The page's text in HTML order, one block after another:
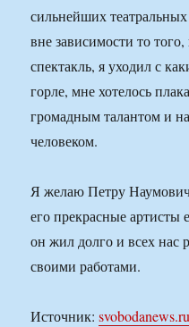
сильнейших
вне зависимости то
спектакль, я уходил с
горле, мне хотелось
громадным талантом и
человеком.
Я желаю Петру
его прекрасные артисты
он жил долго и всех нас
своими работами.
Источник:svobodanews.ru